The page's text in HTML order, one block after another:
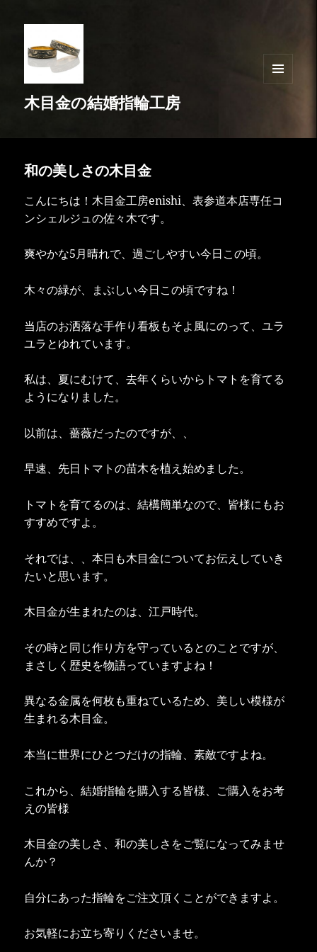
木目金の結婚指輪工房
和の美しさの木目金
こんにちは！木目金工房enishi、表参道本店専任コ
ンシェルジュの佐々木です。
爽やかな5月晴れで、過ごしやすい今日この頃。
木々の緑が、まぶしい今日この頃ですね！
当店のお洒落な手作り看板もそよ風にのって、ユラ
ユラとゆれています。
私は、夏にむけて、去年くらいからトマトを育てる
ようになりました。
以前は、薔薇だったのですが、、
早速、先日トマトの苗木を植え始めました。
トマトを育てるのは、結構簡単なので、皆様にもお
すすめですよ。
それでは、、本日も木目金についてお伝えしていき
たいと思います。
木目金が生まれたのは、江戸時代。
その時と同じ作り方を守っているとのことですが、
まさしく歴史を物語っていますよね！
異なる金属を何枚も重ねているため、美しい模様が
生まれる木目金。
本当に世界にひとつだけの指輪、素敵ですよね。
これから、結婚指輪を購入する皆様、ご購入をお考
えの皆様
木目金の美しさ、和の美しさをご覧になってみませ
んか？
自分にあった指輪をご注文頂くことができますよ。
お気軽にお立ち寄りくださいませ。